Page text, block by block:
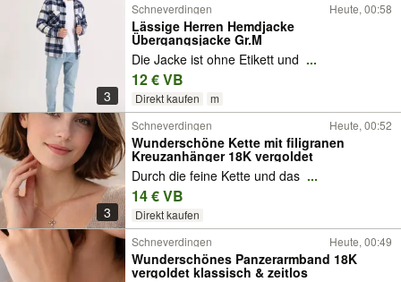
3
Schneverdingen Heute, 00:58
Lässige Herren Hemdjacke
Übergangsjacke Gr.M
Die Jacke ist ohne Etikett und ...
12 € VB
Direkt kaufen m
3
Schneverdingen Heute, 00:52
Wunderschöne Kette mit filigranen
Kreuzanhänger 18K vergoldet
Durch die feine Kette und das ...
14 € VB
Direkt kaufen
Schneverdingen Heute, 00:49
Wunderschönes Panzerarmband 18K
vergoldet klassisch & zeitlos